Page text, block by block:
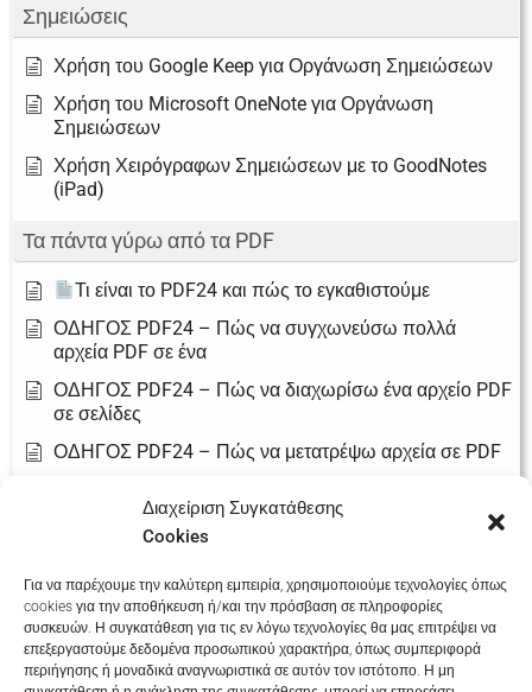
Διαχείριση Συγκατάθεσης
Cookies
Για να παρέχουμε την καλύτερη εμπειρία, χρησιμοποιούμε τεχνολογίες όπως
cookies για την αποθήκευση ή/και την πρόσβαση σε πληροφορίες
συσκευών. Η συγκατάθεση για τις εν λόγω τεχνολογίες θα μας επιτρέψει να
επεξεργαστούμε δεδομένα προσωπικού χαρακτήρα, όπως συμπεριφορά
περιήγησης ή μοναδικά αναγνωριστικά σε αυτόν τον ιστότοπο. Η μη
Σημειώσεις
Χρήση του Google Keep για Οργάνωση Σημειώσεων
Χρήση του Microsoft OneNote για Οργάνωση
Σημειώσεων
Χρήση Χειρόγραφων Σημειώσεων με το GoodNotes
(iPad)
Τα πάντα γύρω από τα PDF
Τι είναι το PDF24 και πώς το εγκαθιστούμε
ΟΔΗΓΟΣ PDF24 – Πώς να συγχωνεύσω πολλά
αρχεία PDF σε ένα
ΟΔΗΓΟΣ PDF24 – Πώς να διαχωρίσω ένα αρχείο PDF
σε σελίδες
ΟΔΗΓΟΣ PDF24 – Πώς να μετατρέψω αρχεία σε PDF
μέγεθος) ενός PDF
αρχείο PDF
ΟΔΗΓΟΣ PDF24 – Πώς να προστατεύσω ένα PDF με
κωδικό